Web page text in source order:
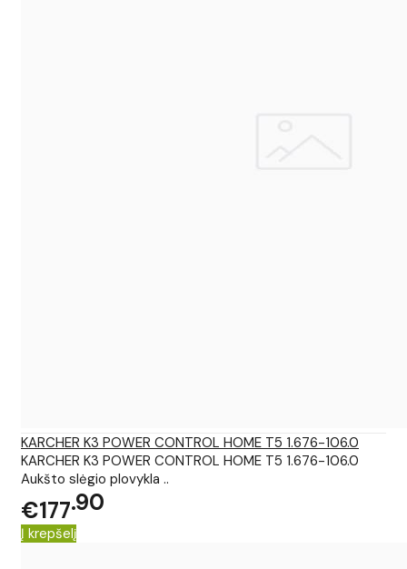
KARCHER K3 POWER CONTROL HOME T5 1.676-106.0
KARCHER K3 POWER CONTROL HOME T5 1.676-106.0
Aukšto slėgio plovykla ..
€177 90
Į krepšelį